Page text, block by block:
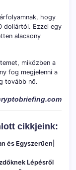
hogy
dollártól. Ezzel egy
alacsony
miközben a
fog megjelenni a
tovább nő.
cikkjeink:
és Egyszerűen|
Lépésről